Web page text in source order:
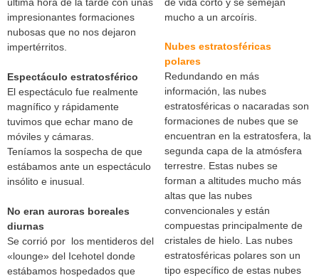
impresionantes formaciones
nubosas que no nos dejaron
impertérritos.
Espectáculo estratosférico
El espectáculo fue realmente
magnífico y rápidamente
tuvimos que echar mano de
móviles y cámaras.
Teníamos la sospecha de que
estábamos ante un espectáculo
insólito e inusual.
No eran auroras boreales
diurnas
Se corrió por los mentideros del
«lounge» del Icehotel donde
estábamos hospedados que
mucho a un arcoíris.
Nubes estratosféricas
polares
Redundando en más
información, las nubes
estratosféricas o nacaradas son
formaciones de nubes que se
encuentran en la estratosfera, la
segunda capa de la atmósfera
terrestre. Estas nubes se
forman a altitudes mucho más
altas que las nubes
convencionales y están
compuestas principalmente de
cristales de hielo. Las nubes
estratosféricas polares son un
tipo específico de estas nubes